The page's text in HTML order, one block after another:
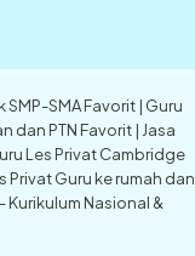
SMA Favorit | Guru
dan PTN Favorit | Jasa
Les Privat Cambridge
Guru ke rumah dan
Kurikulum Nasional &